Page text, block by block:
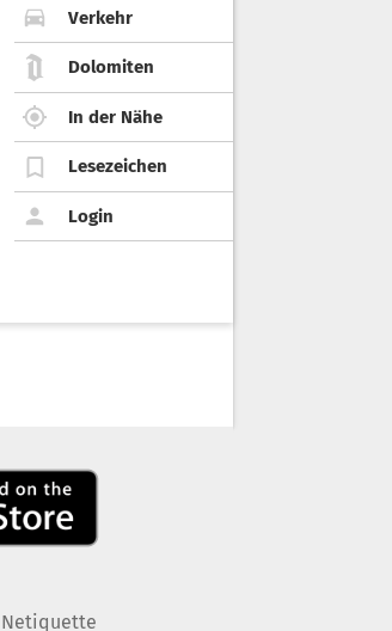
Verkehr
Dolomiten
In der Nähe
Lesezeichen
Login
Netiquette